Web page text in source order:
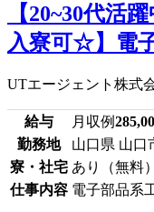
【20~30代活
入寮可☆】電
UTエージェント株式
給与 月収例
勤務地
山口県 山口
寮・社宅 あり（無料）
仕事内容 電子部品系